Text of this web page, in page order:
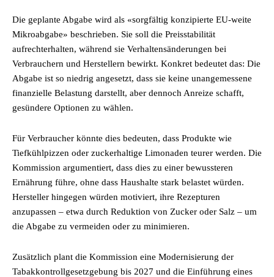
Die geplante Abgabe wird als «sorgfältig konzipierte EU-weite
Mikroabgabe» beschrieben. Sie soll die Preisstabilität
aufrechterhalten, während sie Verhaltensänderungen bei
Verbrauchern und Herstellern bewirkt. Konkret bedeutet das: Die
Abgabe ist so niedrig angesetzt, dass sie keine unangemessene
finanzielle Belastung darstellt, aber dennoch Anreize schafft,
gesündere Optionen zu wählen.
Für Verbraucher könnte dies bedeuten, dass Produkte wie
Tiefkühlpizzen oder zuckerhaltige Limonaden teurer werden. Die
Kommission argumentiert, dass dies zu einer bewussteren
Ernährung führe, ohne dass Haushalte stark belastet würden.
Hersteller hingegen würden motiviert, ihre Rezepturen
anzupassen – etwa durch Reduktion von Zucker oder Salz – um
die Abgabe zu vermeiden oder zu minimieren.
Zusätzlich plant die Kommission eine Modernisierung der
Tabakkontrollgesetzgebung bis 2027 und die Einführung eines